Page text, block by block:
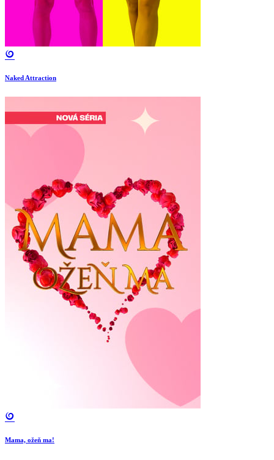
Naked Attraction
Mama, ožeň ma!